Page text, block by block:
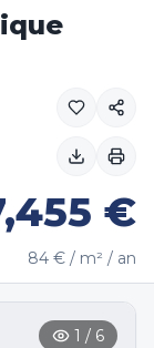
€
84 € / m² / an
1 / 6